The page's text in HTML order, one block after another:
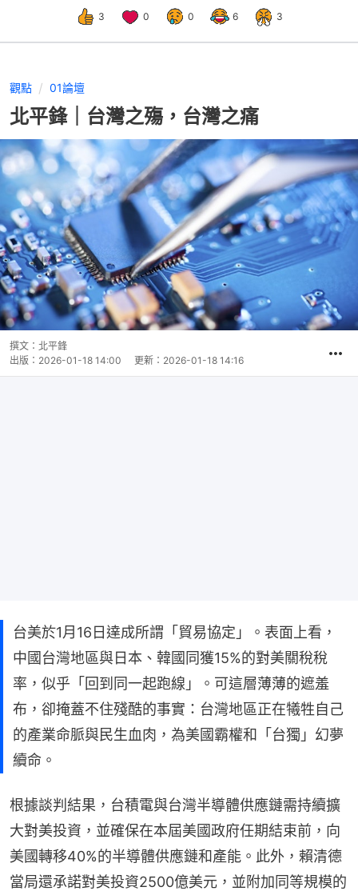
3 0 0 6 3
觀點 01論壇
北平鋒｜台灣之殤，台灣之痛
撰文： 北平鋒
出版： 2026-01-18 14:00 更新： 2026-01-18 14:16
台美於1月16日達成所謂「貿易協定」。表面上看，
中國台灣地區與日本、韓國同獲15%的對美關稅稅
率，似乎「回到同一起跑線」。可這層薄薄的遮羞
布，卻掩蓋不住殘酷的事實：台灣地區正在犧牲自己
的產業命脈與民生血肉，為美國霸權和「台獨」幻夢
續命。
根據談判結果，台積電與台灣半導體供應鏈需持續擴
大對美投資，並確保在本屆美國政府任期結束前，向
美國轉移40%的半導體供應鏈和產能。此外，賴清德
當局還承諾對美投資2500億美元，並附加同等規模的